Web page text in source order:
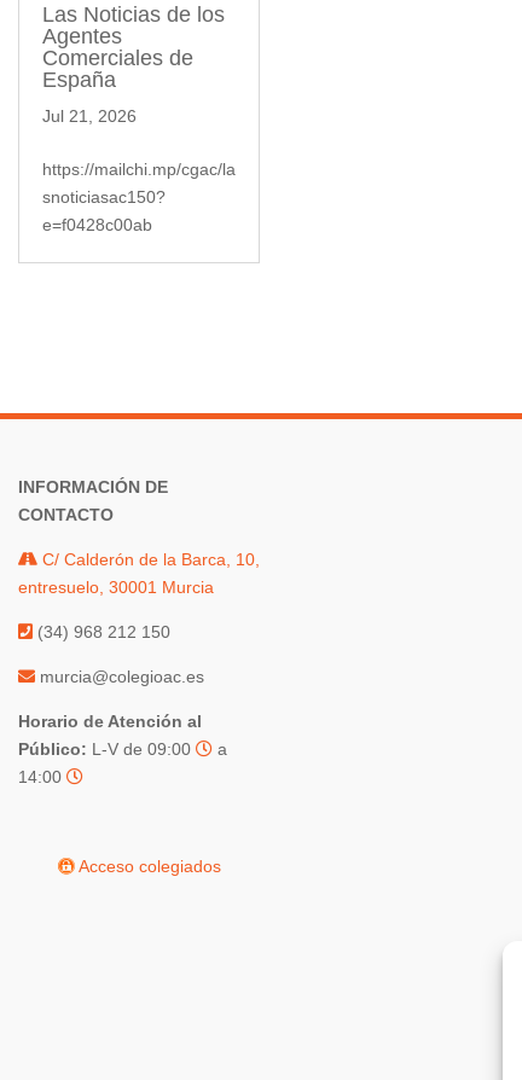
Las Noticias de los
Agentes
Comerciales de
España
Jul 21, 2026
https://mailchi.mp/cgac/la
snoticiasac150?
e=f0428c00ab
INFORMACIÓN DE
CONTACTO
C/ Calderón de la Barca, 10,
entresuelo, 30001 Murcia
(34) 968 212 150
murcia@colegioac.es
Horario de Atención al
Público: L-V de 09:00
a
14:00
Acceso colegiados